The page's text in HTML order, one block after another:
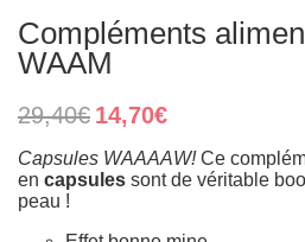
Compléments
WAAM
29,40€ Original
price
was:
29,40€.
14,70€Current
is:
14,70€.
Capsules WAAAAW!Ce
en capsules sont de véritable
peau !